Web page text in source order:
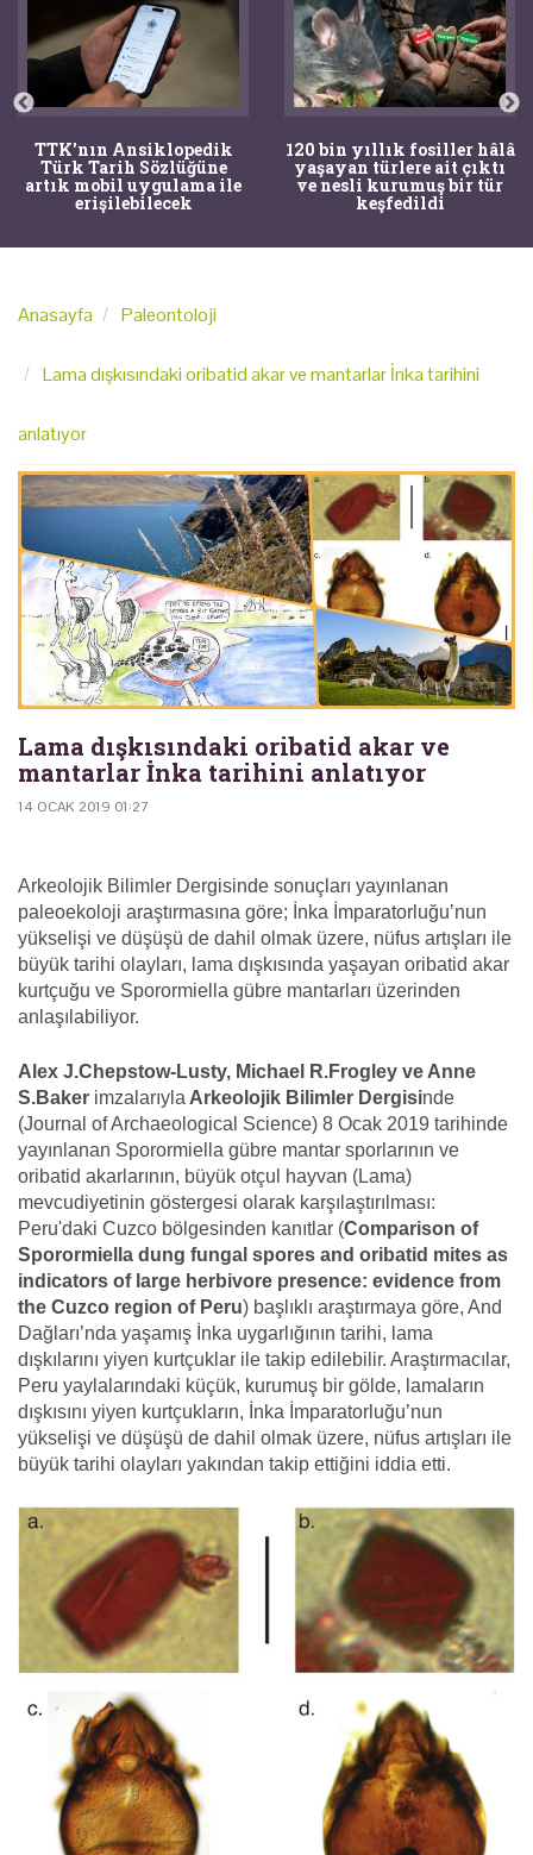
TTK'nın Ansiklopedik
Türk Tarih Sözlüğüne
artık mobil uygulama ile
erişilebilecek
120 bin yıllık fosiller hâlâ
yaşayan türlere ait çıktı
ve nesli kurumuş bir tür
keşfedildi
Anasayfa Paleontoloji
Lama dışkısındaki oribatid akar ve mantarlar İnka tarihini
anlatıyor
Lama dışkısındaki oribatid akar ve
mantarlar İnka tarihini anlatıyor
14 OCAK 2019 01:27
Arkeolojik Bilimler Dergisinde sonuçları yayınlanan
paleoekoloji araştırmasına göre; İnka İmparatorluğu’nun
yükselişi ve düşüşü de dahil olmak üzere, nüfus artışları ile
büyük tarihi olayları, lama dışkısında yaşayan oribatid akar
kurtçuğu ve Sporormiella gübre mantarları üzerinden
anlaşılabiliyor.
Alex J.Chepstow-Lusty, Michael R.Frogley ve Anne
S.Baker imzalarıylaArkeolojik Bilimler Dergisinde
(Journal of Archaeological Science) 8 Ocak 2019 tarihinde
yayınlanan Sporormiella gübre mantar sporlarının ve
oribatid akarlarının, büyük otçul hayvan (Lama)
mevcudiyetinin göstergesi olarak karşılaştırılması:
Peru'daki Cuzco bölgesinden kanıtlar (Comparison of
Sporormiella dung fungal spores and oribatid mites as
indicators of large herbivore presence: evidence from
the Cuzco region of Peru) başlıklı araştırmaya göre, And
Dağları’nda yaşamış İnka uygarlığının tarihi, lama
dışkılarını yiyen kurtçuklar ile takip edilebilir. Araştırmacılar,
Peru yaylalarındaki küçük, kurumuş bir gölde, lamaların
dışkısını yiyen kurtçukların, İnka İmparatorluğu’nun
yükselişi ve düşüşü de dahil olmak üzere, nüfus artışları ile
büyük tarihi olayları yakından takip ettiğini iddia etti.